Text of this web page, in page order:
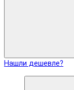
Нашли дешевле?